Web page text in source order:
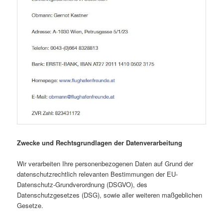
Zwecke und Rechtsgrundlagen der Datenverarbeitung
Wir verarbeiten Ihre personenbezogenen Daten auf Grund der
datenschutzrechtlich relevanten Bestimmungen der EU-
Datenschutz-Grundverordnung (DSGVO), des
Datenschutzgesetzes (DSG), sowie aller weiteren maßgeblichen
Gesetze.